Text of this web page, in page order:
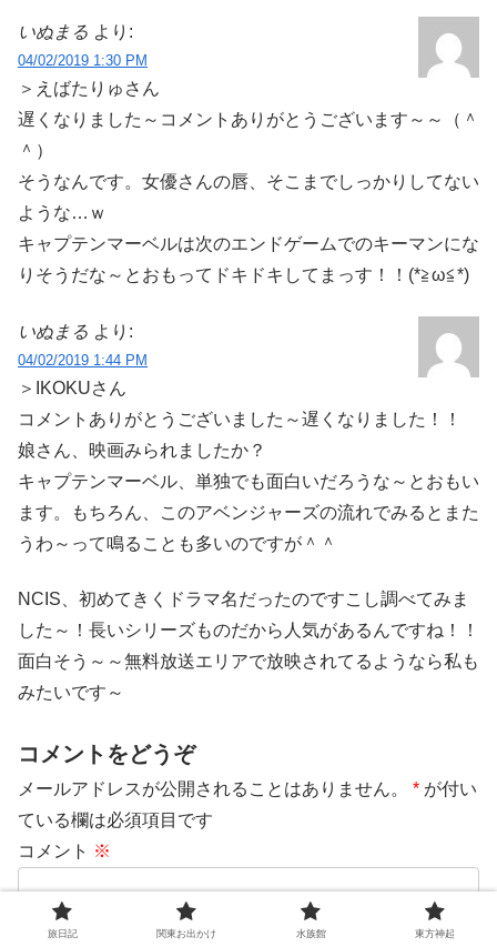
いぬまる より:
04/02/2019 1:30 PM
＞えばたりゅさん
遅くなりました～コメントありがとうございます～～（＾
＾）
そうなんです。女優さんの唇、そこまでしっかりしてない
ような…ｗ
キャプテンマーベルは次のエンドゲームでのキーマンにな
りそうだな～とおもってドキドキしてまっす！！(*≧ω≦*)
いぬまる より:
04/02/2019 1:44 PM
＞IKOKUさん
コメントありがとうございました～遅くなりました！！
娘さん、映画みられましたか？
キャプテンマーベル、単独でも面白いだろうな～とおもい
ます。もちろん、このアベンジャーズの流れでみるとまた
うわ～って鳴ることも多いのですが＾＾
NCIS、初めてきくドラマ名だったのですこし調べてみま
した～！長いシリーズものだから人気があるんですね！！
面白そう～～無料放送エリアで放映されてるようなら私も
みたいです～
コメントをどうぞ
メールアドレスが公開されることはありません。 * が付い
ている欄は必須項目です
コメント ※
旅日記 関東お出かけ 水族館 東方神起